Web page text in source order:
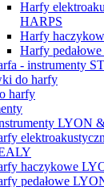
Harfy
HARPS
Harfy
Harfy
- instrumenty
do harfy
harfy
LYON
haczykowe
pedałowe